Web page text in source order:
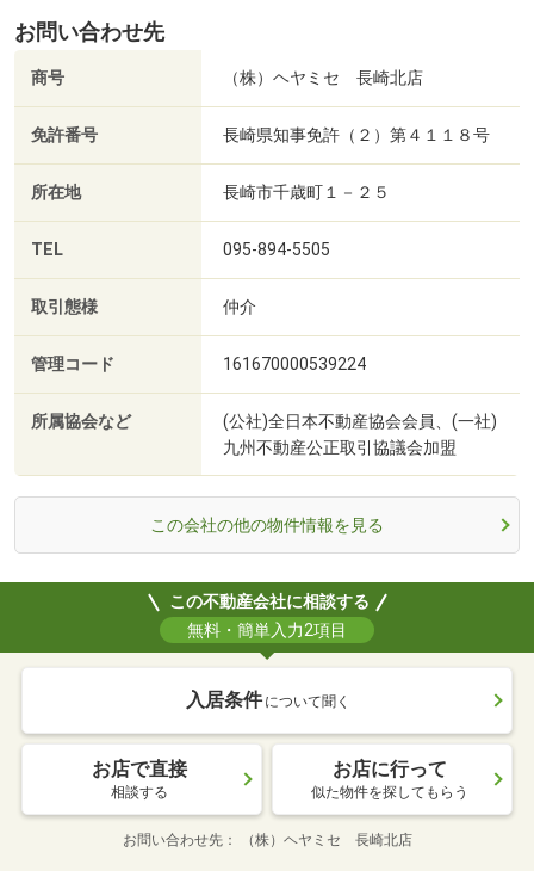
お問い合わせ先
商号 （株）ヘヤミセ 長崎北店
免許番号 長崎県知事免許（２）第４１１８号
所在地 長崎市千歳町１－２５
TEL 095-894-5505
取引態様 仲介
管理コード 161670000539224
所属協会など
(公社)全日本不動産協会会員、(一社)
九州不動産公正取引協議会加盟
この会社の他の物件情報を見る
この不動産会社に相談する
無料・簡単入力2項目
入居条件 について聞く
お店で直接
相談する
お店に行って
似た物件を探してもらう
お問い合わせ先 （株）ヘヤミセ 長崎北店